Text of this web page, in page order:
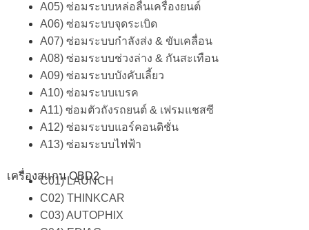
A05) ซ่อมระบบหล่อลื่นเครื่องยนต์
A06) ซ่อมระบบจุดระเบิด
A07) ซ่อมระบบกำลังส่ง & ขับเคลื่อน
A08) ซ่อมระบบช่วงล่าง & กันสะเทือน
A09) ซ่อมระบบบังคับเลี้ยว
A10) ซ่อมระบบเบรค
A11) ซ่อมตัวถังรถยนต์ & เฟรมแชสซี
A12) ซ่อมระบบแอร์คอนดิชั่น
A13) ซ่อมระบบไฟฟ้า
เครื่องสแกน OBD2
C01) LAUNCH
C02) THINKCAR
C03) AUTOPHIX